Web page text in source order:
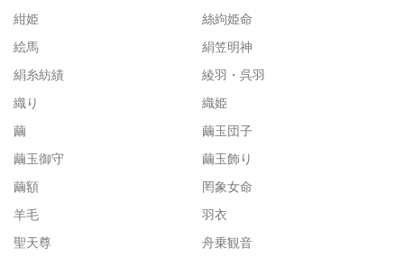
紺姫
絲絇姫命
絵馬
絹笠明神
絹糸紡績
綾羽・呉羽
織り
織姫
繭
繭玉団子
繭玉御守
繭玉飾り
繭額
罔象女命
羊毛
羽衣
聖天尊
舟乗観音